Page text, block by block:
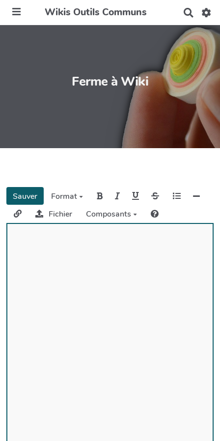
Wikis Outils Communs
c
h
e
r
c
h
e
Ferme à Wiki
Sauver
Format
Fichier
Composants